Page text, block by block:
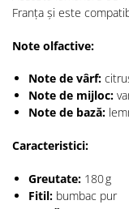
Franța și este
Note olfactive:
Note de vârf:
Note de mijloc:
Note de bază:
Caracteristici:
Greutate: 180 g
Fitil: bumbac pur